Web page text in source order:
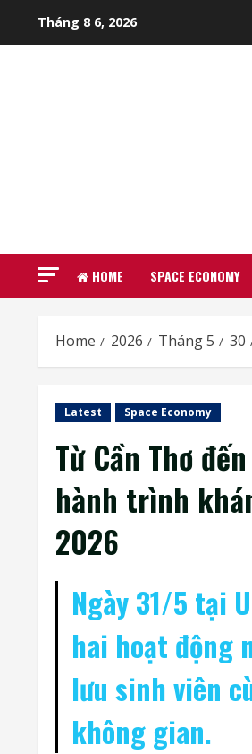
Tháng 8 6, 2026
HOME SPACE ECONOMY
Home 2026 Tháng 5 30
Latest Space Economy
Từ Cần Thơ
hành trình
2026
Ngày 31/5 tại
hai hoạt động
lưu sinh viên
không gian.